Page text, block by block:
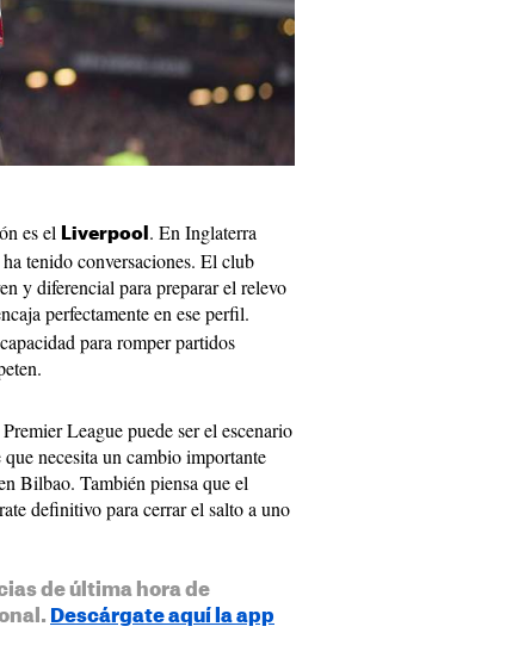
es el Liverpool . En Inglaterra
tenido conversaciones. El club
y diferencial para preparar el relevo
perfectamente en ese perfil.
para romper partidos
League puede ser el escenario
necesita un cambio importante
Bilbao. También piensa que el
definitivo para cerrar el salto a uno
de última hora de
Descárgate aquí la app